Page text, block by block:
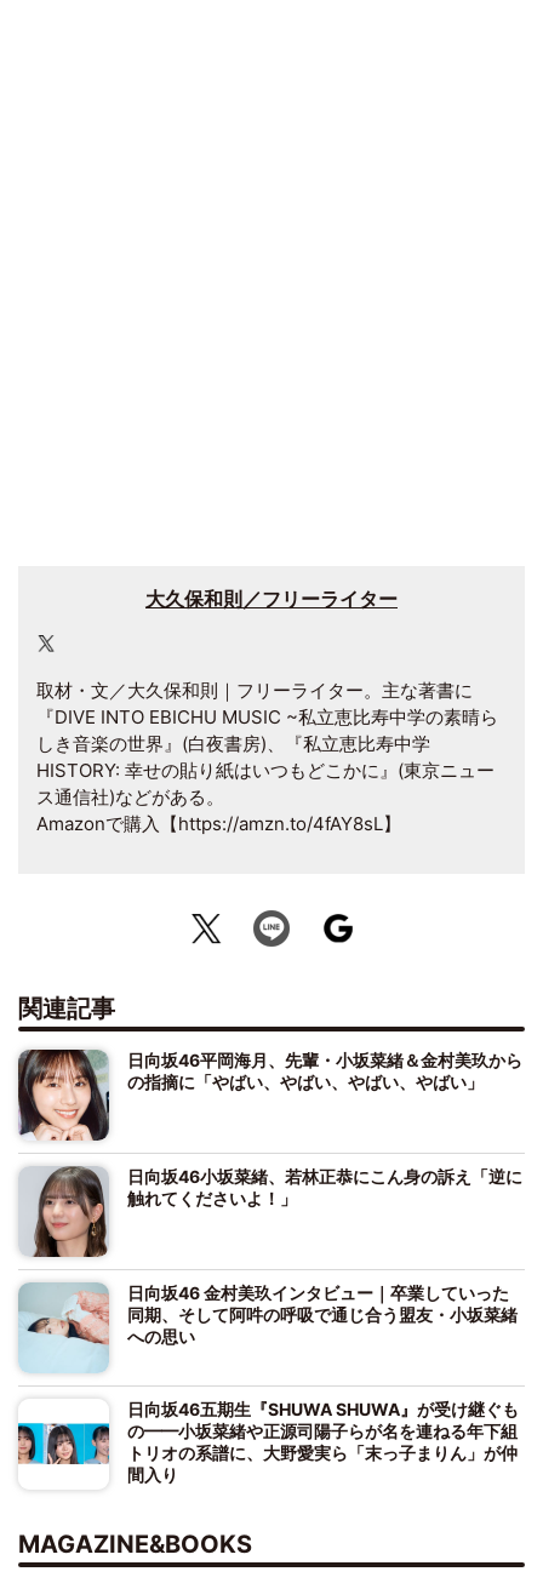
大久保和則／フリーライター
取材・文／大久保和則｜フリーライター。主な著書に
『DIVE INTO EBICHU MUSIC ~私立恵比寿中学の素晴ら
しき音楽の世界』(白夜書房)、『私立恵比寿中学
HISTORY: 幸せの貼り紙はいつもどこかに』(東京ニュー
ス通信社)などがある。
Amazonで購入【https://amzn.to/4fAY8sL】
関連記事
日向坂46平岡海月、先輩・小坂菜緒＆金村美玖から
の指摘に「やばい、やばい、やばい、やばい」
日向坂46小坂菜緒、若林正恭にこん身の訴え「逆に
触れてくださいよ！」
日向坂46 金村美玖インタビュー｜卒業していった
同期、そして阿吽の呼吸で通じ合う盟友・小坂菜緒
への思い
日向坂46五期生『SHUWA SHUWA』が受け継ぐも
の━━小坂菜緒や正源司陽子らが名を連ねる年下組
トリオの系譜に、大野愛実ら「末っ子まりん」が仲
間入り
MAGAZINE&BOOKS